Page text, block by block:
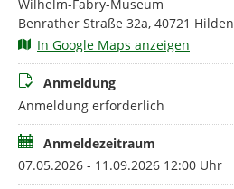
Wilhelm-Fabry-Museum
Benrather Straße 32a, 40721 Hilden
In Google Maps anzeigen
Anmeldung
Anmeldung erforderlich
Anmeldezeitraum
07.05.2026 - 11.09.2026 12:00 Uhr